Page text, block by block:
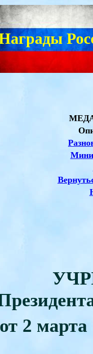
от 2 марта